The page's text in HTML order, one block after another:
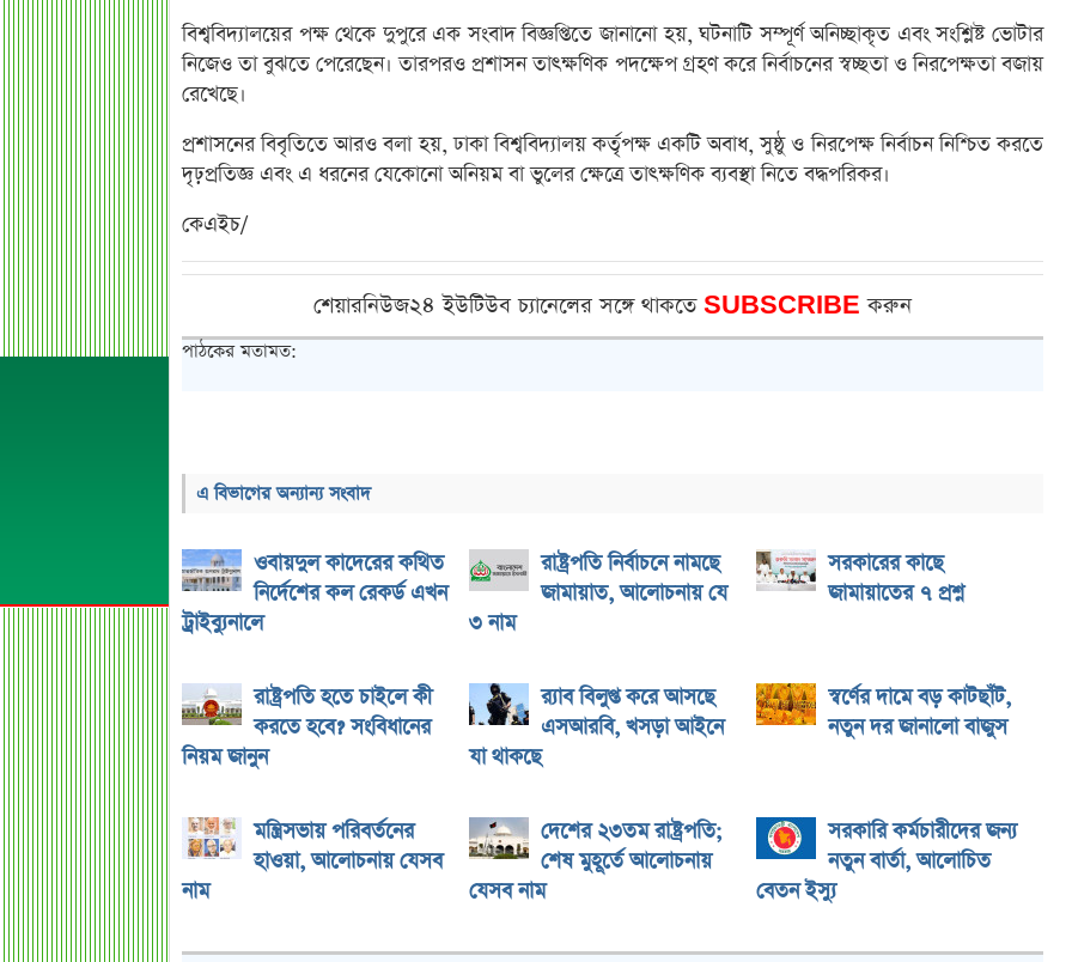
বিশ্ববিদ্যালয়ের পক্ষ থেকে দুপুরে এক সংবাদ বিজ্ঞপ্তিতে জানানো হয়, ঘটনাটি সম্পূর্ণ অনিচ্ছাকৃত এবং সংশ্লিষ্ট ভোটার
নিজেও তা বুঝতে পেরেছেন। তারপরও প্রশাসন তাৎক্ষণিক পদক্ষেপ গ্রহণ করে নির্বাচনের স্বচ্ছতা ও নিরপেক্ষতা বজায়
রেখেছে।
প্রশাসনের বিবৃতিতে আরও বলা হয়, ঢাকা বিশ্ববিদ্যালয় কর্তৃপক্ষ একটি অবাধ, সুষ্ঠু ও নিরপেক্ষ নির্বাচন নিশ্চিত করতে
দৃঢ়প্রতিজ্ঞ এবং এ ধরনের যেকোনো অনিয়ম বা ভুলের ক্ষেত্রে তাৎক্ষণিক ব্যবস্থা নিতে বদ্ধপরিকর।
কেএইচ/
শেয়ারনিউজ২৪ ইউটিউব চ্যানেলের সঙ্গে থাকতে SUBSCRIBEকরুন
পাঠকের মতামত:
এ বিভাগের অন্যান্য সংবাদ
ওবায়দুল কাদেরের কথিত
নির্দেশের কল রেকর্ড এখন
ট্রাইব্যুনালে
রাষ্ট্রপতি নির্বাচনে নামছে
জামায়াত, আলোচনায় যে
৩ নাম
সরকারের কাছে
জামায়াতের ৭ প্রশ্ন
রাষ্ট্রপতি হতে চাইলে কী
করতে হবে? সংবিধানের
নিয়ম জানুন
র‌্যাব বিলুপ্ত করে আসছে
এসআরবি, খসড়া আইনে
যা থাকছে
স্বর্ণের দামে বড় কাটছাঁট,
নতুন দর জানালো বাজুস
মন্ত্রিসভায় পরিবর্তনের
হাওয়া, আলোচনায় যেসব
নাম
দেশের ২৩তম রাষ্ট্রপতি;
শেষ মুহূর্তে আলোচনায়
যেসব নাম
সরকারি কর্মচারীদের জন্য
নতুন বার্তা, আলোচিত
বেতন ইস্যু